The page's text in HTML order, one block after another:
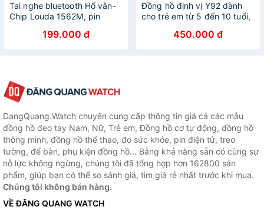
Tai nghe bluetooth Hổ vằn-
Chip Louda 1562M, pin
6h Đổi Tên, Định Vị,cảm ứng
check được stting
199.000 đ
Đồng hồ định vị Y92 dành
cho trẻ em từ 5 đến 10 tuổi,
nghe gọi 2 chiều tiện lợi.
450.000 đ
DangQuang.Watch chuyên cung cấp thông tin giá cả các mẫu
đồng hồ đeo tay Nam, Nữ, Trẻ em, Đồng hồ cơ tự động, đồng hồ
thông minh, đồng hồ thể thao, đo sức khỏe, pin điện tử, treo
tường, để bàn, phụ kiện đồng hồ... Bằng khả năng sẵn có cùng sự
nỗ lực không ngừng, chúng tôi đã tổng hợp hơn 162800 sản
phẩm, giúp bạn có thể so sánh giá, tìm giá rẻ nhất trước khi mua.
Chúng tôi không bán hàng.
VỀ ĐĂNG QUANG WATCH